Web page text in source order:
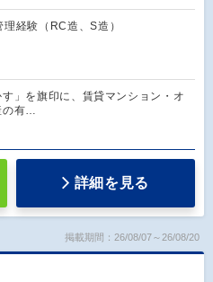
経験（RC造、S造）
す」を旗印に、賃貸マンション・オ
の有…
詳細を見る
掲載期間：26/08/07～26/08/20